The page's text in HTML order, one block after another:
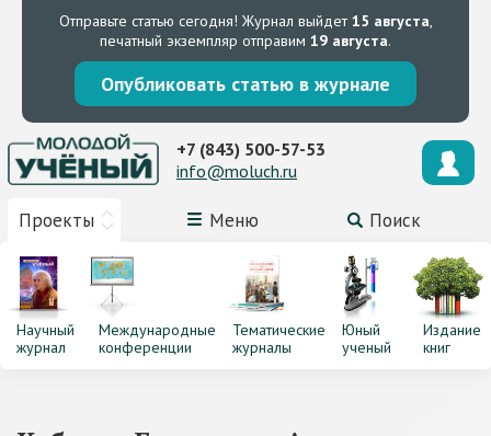
Отправьте статью сегодня! Журнал выйдет15 августа,
печатный экземпляр отправим 19 августа.
Опубликовать статью в журнале
Проекты Меню Поиск
+7 (843) 500-57-53
info@moluch.ru
Научный
журнал
Международные
конференции
Тематические
журналы
Юный
ученый
Издание
книг